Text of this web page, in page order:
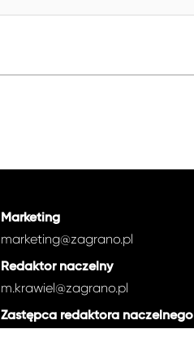
Marketing
marketing@zagrano.pl
Redaktor naczelny
m.krawiel@zagrano.pl
Zastępca redaktora naczelnego